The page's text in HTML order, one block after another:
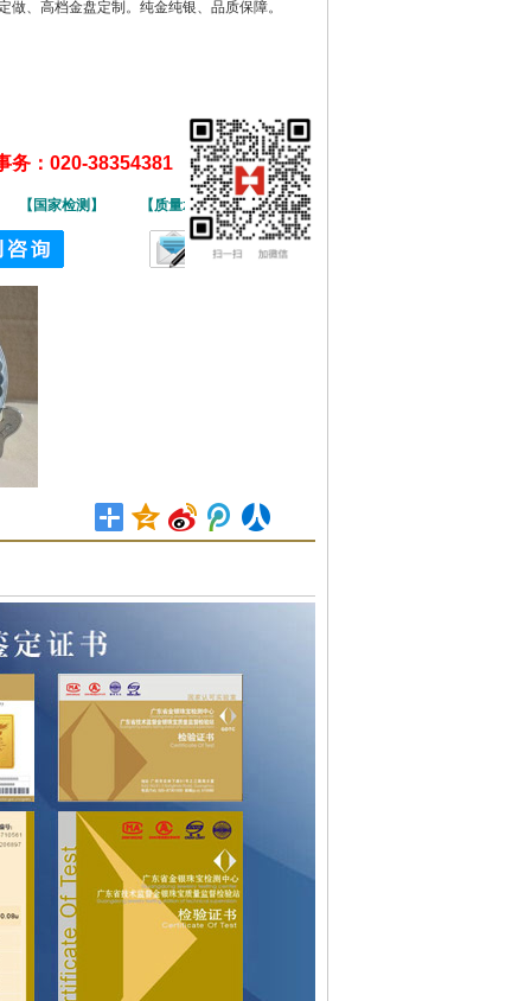
做、高档金盘定制。纯金纯银、品质保障。
务：020-38354381
【国家检测】 【质量承保】